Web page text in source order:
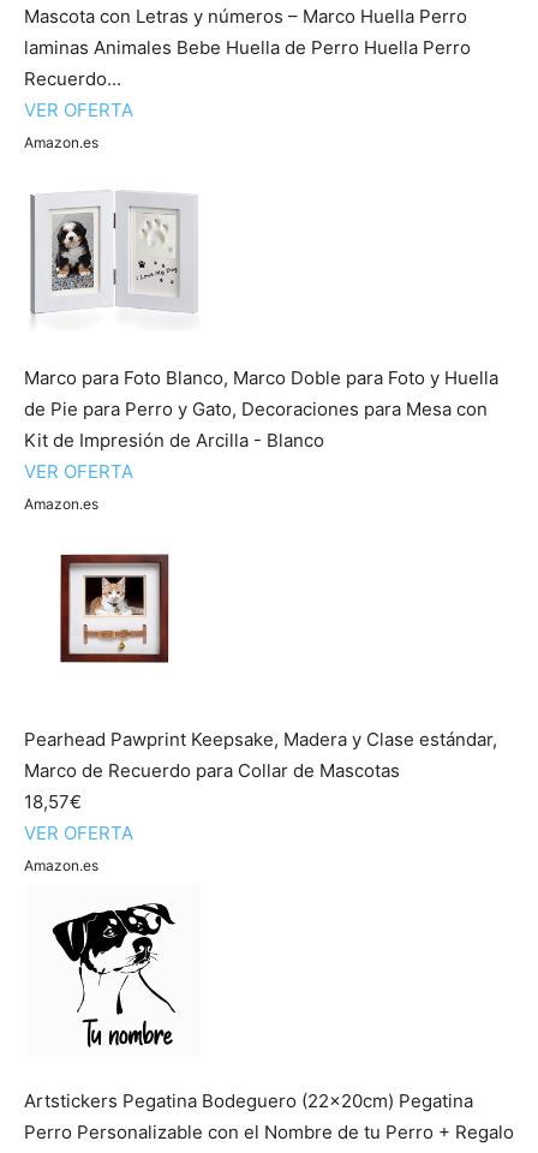
Mascota con Letras y números – Marco Huella Perro
laminas Animales Bebe Huella de Perro Huella Perro
Recuerdo...
VER OFERTA
Amazon.es
Marco para Foto Blanco, Marco Doble para Foto y Huella
de Pie para Perro y Gato, Decoraciones para Mesa con
Kit de Impresión de Arcilla - Blanco
VER OFERTA
Amazon.es
Pearhead Pawprint Keepsake, Madera y Clase estándar,
Marco de Recuerdo para Collar de Mascotas
18,57€
VER OFERTA
Amazon.es
Artstickers Pegatina Bodeguero (22x20cm) Pegatina
Perro Personalizable con el Nombre de tu Perro + Regalo